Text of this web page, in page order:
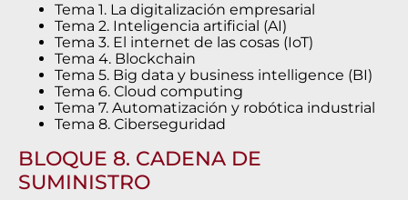
Tema 1. La digitalización empresarial
Tema 2. Inteligencia artificial (AI)
Tema 3. El internet de las cosas (IoT)
Tema 4. Blockchain
Tema 5. Big data y business intelligence (BI)
Tema 6. Cloud computing
Tema 7. Automatización y robótica industrial
Tema 8. Ciberseguridad
BLOQUE 8. CADENA DE
SUMINISTRO